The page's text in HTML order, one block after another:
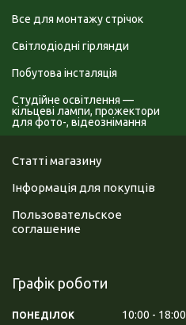
Все для монтажу стрічок
Світлодіодні гірлянди
Побутова інсталяція
Студійне освітлення —
кільцеві лампи, прожектори
для фото-, відеознімання
Статті магазину
Інформація для покупців
Пользовательское
соглашение
Графік роботи
ПОНЕДІЛОК 10:00 18:00